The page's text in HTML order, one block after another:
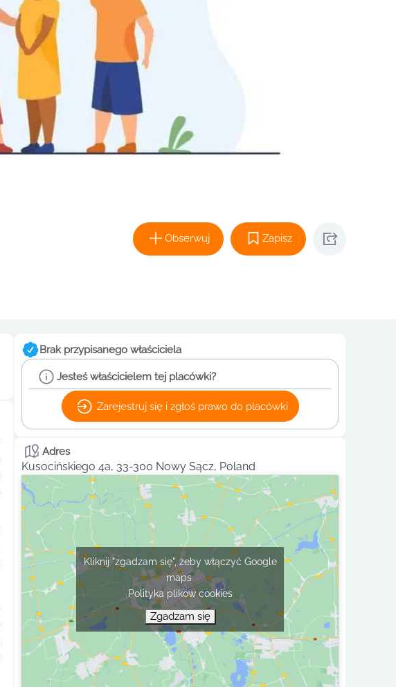
Obserwuj Zapisz
Brak przypisanego właściciela
Jesteś właścicielem tej placówki?
Zarejestruj się i zgłoś prawo do placówki
Adres
Kusocińskiego 4a, 33-300 Nowy Sącz, Poland
Kliknij "zgadzam się", żeby włączyć Google
maps
Polityka plików cookies
Zgadzam się